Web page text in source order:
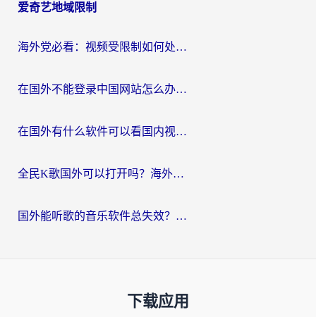
爱奇艺地域限制
海外党必看：视频受限制如何处理？3步解决国内剧番“看不了”难题
在国外不能登录中国网站怎么办？3步选对回国加速器，无缝刷剧、办业务
在国外有什么软件可以看国内视频？留学生亲测的追剧救星来了
全民K歌国外可以打开吗？海外党听歌听书无限制的实用指南
国外能听歌的音乐软件总失效？这篇教你怎么在海外流畅听网易云
下载应用